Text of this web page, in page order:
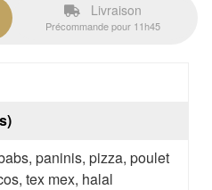
Livraison
Précommande pour 11h45
paninis, pizza, poulet
tex mex, halal